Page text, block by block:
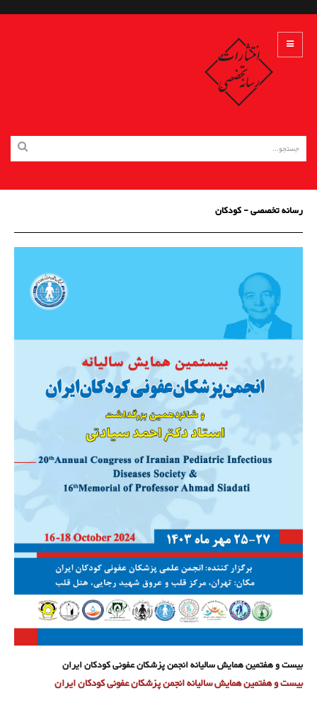
رسانه تخصصی - کودکان
بیست و هفتمین همایش سالیانه انجمن پزشکان عفونی کودکان ایران
بیست و هفتمین همایش سالیانه انجمن پزشکان عفونی کودکان ایران